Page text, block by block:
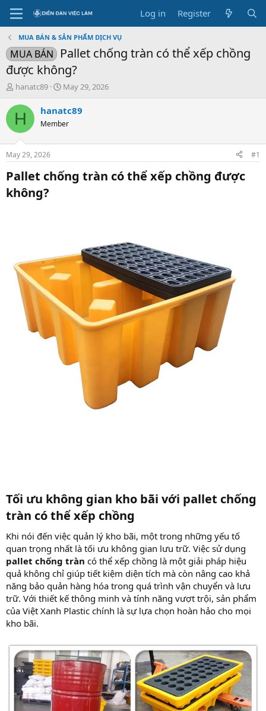
Log in Register
MUA BÁN & SẢN PHẨM DỊCH VỤ
MUA BÁN
Pallet chống tràn có thể xếp chồng
được không?
T
r
e
d
t
a
r
t
hanatc89
S
a
t
t
e
May 29, 2026
H hanatc89
Member
May 29, 2026 #1
Pallet chống tràn có thể xếp chồng được
không?​
Tối ưu không gian kho bãi với pallet chống
tràn có thể xếp chồng​
Khi nói đến việc quản lý kho bãi, một trong những yếu tố
quan trọng nhất là tối ưu không gian lưu trữ. Việc sử dụng
pallet chống tràn có thể xếp chồng là một giải pháp hiệu
quả không chỉ giúp tiết kiệm diện tích mà còn nâng cao khả
năng bảo quản hàng hóa trong quá trình vận chuyển và lưu
trữ. Với thiết kế thông minh và tính năng vượt trội, sản phẩm
của Việt Xanh Plastic chính là sự lựa chọn hoàn hảo cho mọi
kho bãi.